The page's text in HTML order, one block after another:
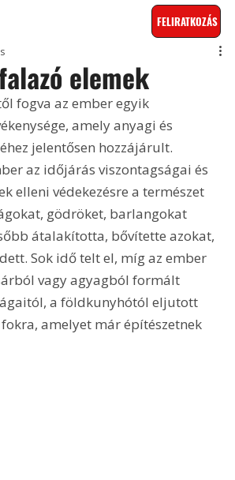
FELIRATKOZÁS
elemek
fogva az ember egyik
amely anyagi és
jelentősen hozzájárult.
az időjárás viszontagságai és
elleni védekezésre a természet
gödröket, barlangokat
átalakította, bővítette azokat,
Sok idő telt el, míg az ember
vagy agyagból formált
a földkunyhótól eljutott
amelyet már építészetnek